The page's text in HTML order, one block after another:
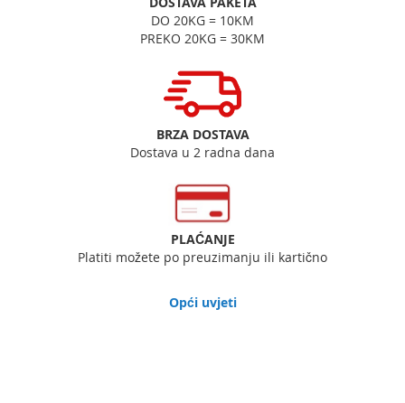
DO 20KG = 10KM
PREKO 20KG = 30KM
BRZA DOSTAVA
Dostava u 2 radna dana
PLAĆANJE
Platiti možete po preuzimanju ili kartično
Opći uvjeti